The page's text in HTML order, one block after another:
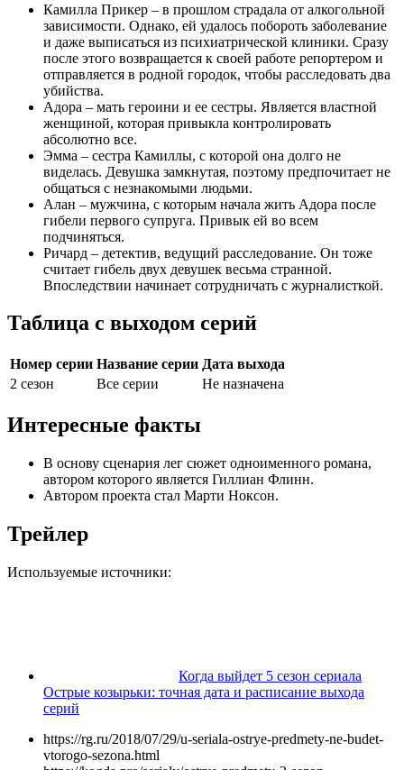
Камилла Прикер – в прошлом страдала от алкогольной
зависимости. Однако, ей удалось побороть заболевание
и даже выписаться из психиатрической клиники. Сразу
после этого возвращается к своей работе репортером и
отправляется в родной городок, чтобы расследовать два
убийства.
Адора – мать героини и ее сестры. Является властной
женщиной, которая привыкла контролировать
абсолютно все.
Эмма – сестра Камиллы, с которой она долго не
виделась. Девушка замкнутая, поэтому предпочитает не
общаться с незнакомыми людьми.
Алан – мужчина, с которым начала жить Адора после
гибели первого супруга. Привык ей во всем
подчиняться.
Ричард – детектив, ведущий расследование. Он тоже
считает гибель двух девушек весьма странной.
Впоследствии начинает сотрудничать с журналисткой.
Таблица с выходом серий
Номер серии Название серии Дата выхода
2 сезон
Все серии Не назначена
Интересные факты
В основу сценария лег сюжет одноименного романа,
автором которого является Гиллиан Флинн.
Автором проекта стал Марти Ноксон.
Трейлер
Используемые источники:
Когда выйдет 5 сезон сериала
Острые козырьки: точная дата и расписание выхода
серий
https://rg.ru/2018/07/29/u-seriala-ostrye-predmety-ne-budet-
vtorogo-sezona.html